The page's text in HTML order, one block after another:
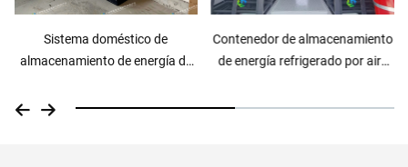
Contenedor de almacenamiento
de energía refrigerado por aire
Casa prefabricada de
contenedor (edificio de oficinas)